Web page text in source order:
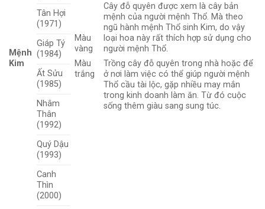
Mệnh
Kim
Màu
vàng
Màu
trắng
Cây đỗ quyên được xem là cây bản
mệnh của người mệnh Thổ. Mà theo
ngũ hành mệnh Thổ sinh Kim, do vậy
loại hoa này rất thích hợp sử dụng cho
người mệnh Thổ.
Trồng cây đỗ quyên trong nhà hoặc để
ở nơi làm việc có thể giúp người mệnh
Thổ cầu tài lộc, gặp nhiều may mắn
trong kinh doanh làm ăn. Từ đó cuộc
sống thêm giàu sang sung túc.
Tân Hợi
(1971)
Giáp Tý
(1984)
Ất Sửu
(1985)
Nhâm
Thân
(1992)
Quý Dậu
(1993)
Canh
Thìn
(2000)